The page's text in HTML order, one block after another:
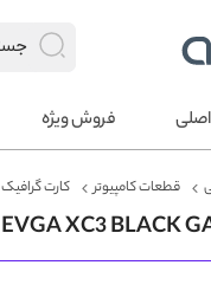
فروش ویژه
قطعات کامپیوتر کارت گرافیک